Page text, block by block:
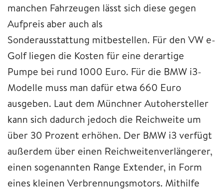
manchen Fahrzeugen lässt sich diese gegen
Aufpreis aber auch als
Sonderausstattung mitbestellen. Für den VW e-
Golf liegen die Kosten für eine derartige
Pumpe bei rund 1000 Euro. Für die BMW i3-
Modelle muss man dafür etwa 660 Euro
ausgeben. Laut dem Münchner Autohersteller
kann sich dadurch jedoch die Reichweite um
über 30 Prozent erhöhen. Der BMW i3 verfügt
außerdem über einen Reichweitenverlängerer,
einen sogenannten Range Extender, in Form
eines kleinen Verbrennungsmotors. Mithilfe